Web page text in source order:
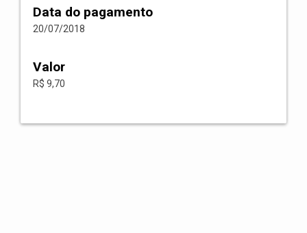
Data do pagamento
20/07/2018
Valor
R$ 9,70